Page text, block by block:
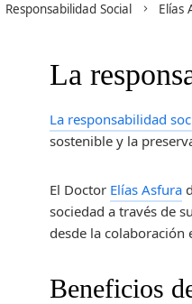
Responsabilidad Social Elías
La
La responsabilidad
sostenible y la
El Doctor Elías Asfura
sociedad a través de
desde la colaboración
Beneficios